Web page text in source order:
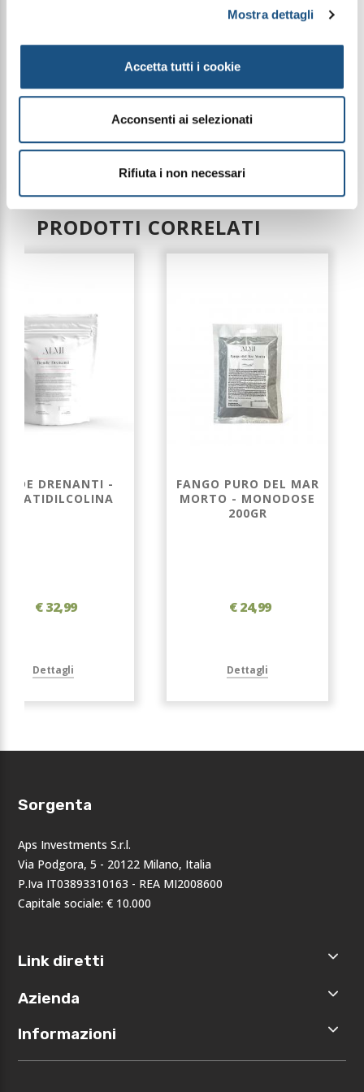
Mostra dettagli
Accetta tutti i cookie
Acconsenti ai selezionati
Rifiuta i non necessari
Parfum, Butyrospermum Parkii Oil, Aloe
Hydroxypropyltrimonium Chloride, Benzyl Alcohol,
Benzoic Acid, Dehydroacetic Acid, Tocopherol,
Sodium Benzoate, Potassium Sorbate, Citric Acid,
Limonene, CI77891 (Titanium Dioxide).
Le immagini dei prodotti sono puramente
disponibilità del packaging
PRODOTTI CORRELATI
DRENANTI -
€ 32,99
Dettagli
FANGO PURO DEL MAR
MORTO - MONODOSE
200GR
€ 24,99
Dettagli
Sorgenta
Aps Investments S.r.l.
Via Podgora, 5 - 20122 Milano, Italia
P.Iva IT03893310163 - REA MI2008600
Capitale sociale: € 10.000
Link diretti
Home
Accedi
Registrati
Azienda
Chi siamo
I nostri
Informazioni
Privacy